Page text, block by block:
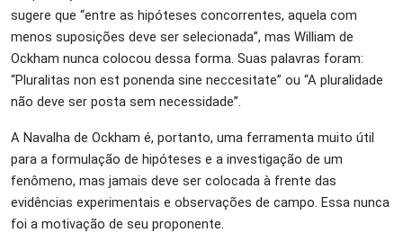
sugere que “entre as hipóteses concorrentes, aquela com
menos suposições deve ser selecionada”, mas William de
Ockham nunca colocou dessa forma. Suas palavras foram:
“Pluralitas non est ponenda sine neccesitate” ou “A pluralidade
não deve ser posta sem necessidade”.
A Navalha de Ockham é, portanto, uma ferramenta muito útil
para a formulação de hipóteses e a investigação de um
fenômeno, mas jamais deve ser colocada à frente das
evidências experimentais e observações de campo. Essa nunca
foi a motivação de seu proponente.